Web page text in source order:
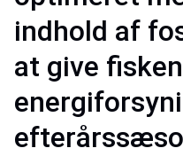
indhold af
at give